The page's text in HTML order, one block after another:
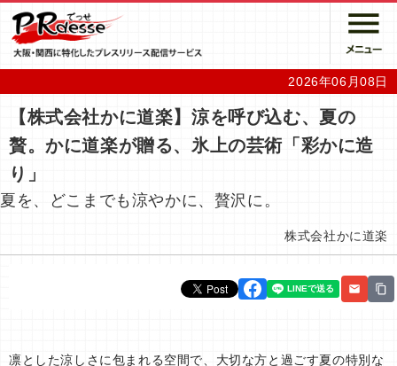
2026年06月08日
【株式会社かに道楽】涼を呼び込む、夏の
贅。かに道楽が贈る、氷上の芸術「彩かに造
り」
夏を、どこまでも涼やかに、贅沢に。
株式会社かに道楽
凛とした涼しさに包まれる空間で、大切な方と過ごす夏の特別な